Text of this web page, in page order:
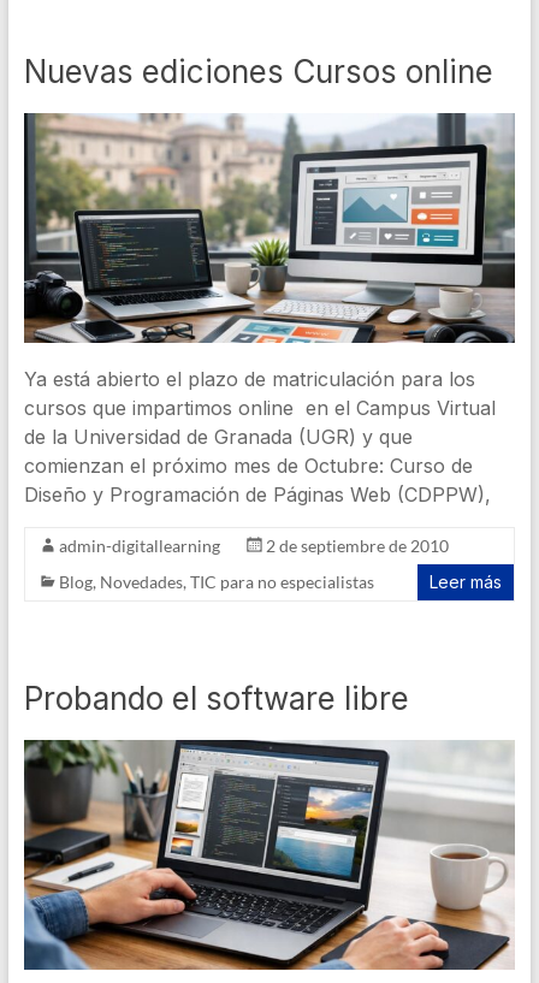
Nuevas ediciones Cursos online
Ya está abierto el plazo de matriculación para los
cursos que impartimos online en el Campus Virtual
de la Universidad de Granada (UGR) y que
comienzan el próximo mes de Octubre: Curso de
Diseño y Programación de Páginas Web (CDPPW),
admin-digitallearning
2 de septiembre de 2010
Blog, Novedades, TIC para no especialistas Leer más
Probando el software libre